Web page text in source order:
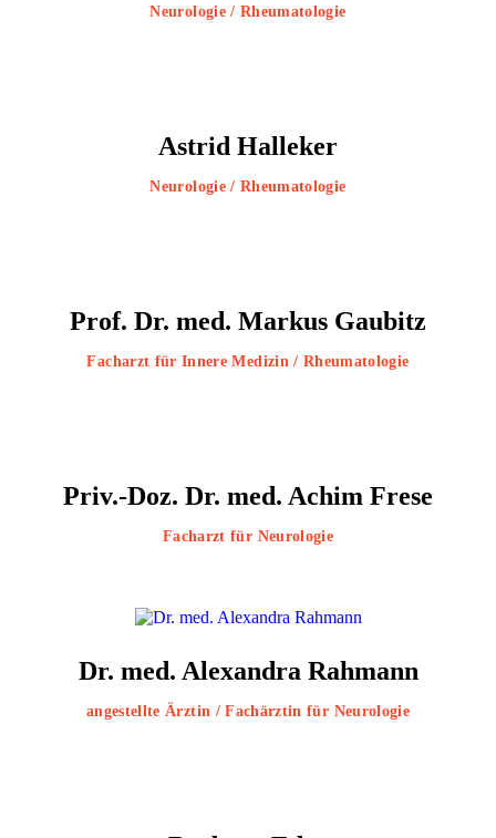
Neurologie / Rheumatologie
Astrid Halleker
Neurologie / Rheumatologie
Prof. Dr. med. Markus Gaubitz
Facharzt für Innere Medizin / Rheumatologie
Priv.-Doz. Dr. med. Achim Frese
Facharzt für Neurologie
Dr. med. Alexandra Rahmann
angestellte Ärztin / Fachärztin für Neurologie